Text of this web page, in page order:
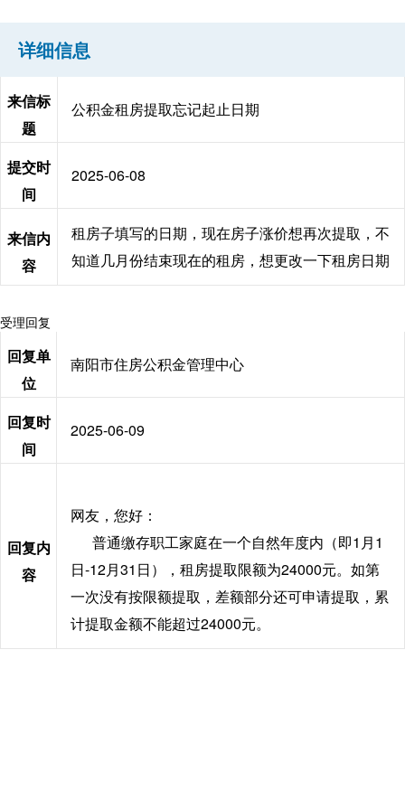
详细信息
来信标
题
公积金租房提取忘记起止日期
提交时
间
2025-06-08
来信内
容
租房子填写的日期，现在房子涨价想再次提取，不
知道几月份结束现在的租房，想更改一下租房日期
受理回复
回复单
位
南阳市住房公积金管理中心
回复时
间
2025-06-09
回复内
容
网友，您好：
普通缴存职工家庭在一个自然年度内（即1月1
日-12月31日），租房提取限额为24000元。如第
一次没有按限额提取，差额部分还可申请提取，累
计提取金额不能超过24000元。